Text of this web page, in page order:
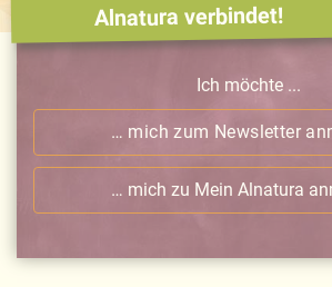
Alnatura verbindet!
Ich möchte ...
… mich zum Newsletter
… mich zu Mein Alnatura